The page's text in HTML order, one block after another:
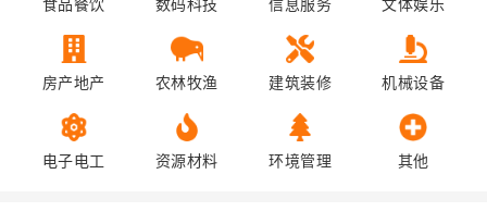
食品餐饮 数码科技 信息服务 文体娱乐
房产地产 农林牧渔 建筑装修 机械设备
电子电工 资源材料 环境管理 其他